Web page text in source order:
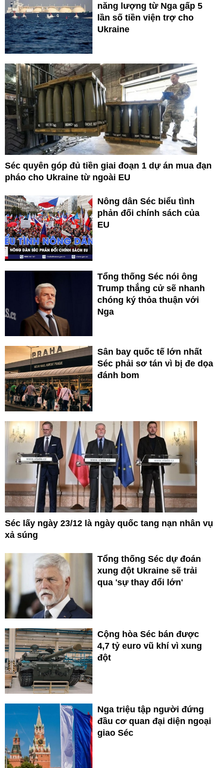
năng lượng từ Nga gấp 5
lần số tiền viện trợ cho
Ukraine
Séc quyên góp đủ tiền giai đoạn 1 dự án mua đạn
pháo cho Ukraine từ ngoài EU
Nông dân Séc biểu tình
phản đối chính sách của
EU
Tổng thống Séc nói ông
Trump thắng cử sẽ nhanh
chóng ký thỏa thuận với
Nga
Sân bay quốc tế lớn nhất
Séc phải sơ tán vì bị đe dọa
đánh bom
Séc lấy ngày 23/12 là ngày quốc tang nạn nhân vụ
xả súng
Tổng thống Séc dự đoán
xung đột Ukraine sẽ trải
qua 'sự thay đổi lớn'
Cộng hòa Séc bán được
4,7 tỷ euro vũ khí vì xung
đột
Nga triệu tập người đứng
đầu cơ quan đại diện ngoại
giao Séc